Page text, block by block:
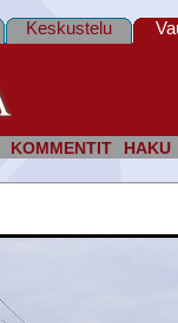
KOMMENTIT HAKU
Keskustelu